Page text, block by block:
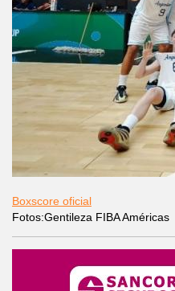
Boxscore oficial
Fotos:Gentileza FIBA Américas